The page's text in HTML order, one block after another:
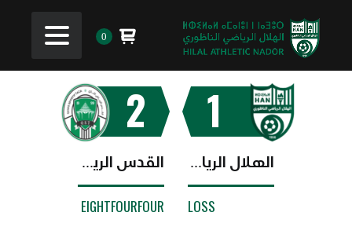
0
1
الهلال الرياضي الناظوري
LOSS
2
القدس الرياضي التازي
EIGHTFOURFOUR